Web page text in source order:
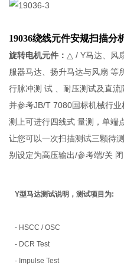
19036绕线元件安规扫描分
旋转电机元件： △ / Y马达、风
服器马达、扬升马达与风扇 等
行脉冲测 试 、耐压测试及直流
并参考JB/T 7080国标机械行
测上可进行四线式 量测，单端
让您可以一次扫描测试三颗待
别设定为高压输出/参考端/关 闭
Y型马达测试说明，测试项目为:
- HSCC / OSC
- DCR Test
- Impulse Test